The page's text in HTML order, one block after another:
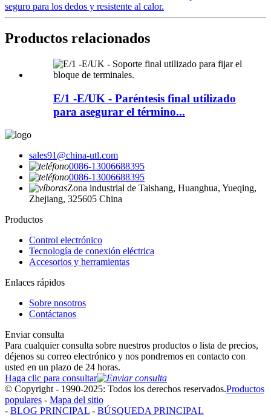
seguro para los dedos y resistente al calor.
Productos relacionados
E/1 -E/UK - Paréntesis final utilizado
para asegurar el término...
sales91@china-utl.com
0086-13006688395
0086-13006688395
Zona industrial de Taishang, Huanghua, Yueqing,
Zhejiang, 325605 China
Productos
Control electrónico
Tecnología de conexión eléctrica
Accesorios y herramientas
Enlaces rápidos
Sobre nosotros
Contáctanos
Enviar consulta
Para cualquier consulta sobre nuestros productos o lista de precios,
déjenos su correo electrónico y nos pondremos en contacto con
usted en un plazo de 24 horas.
Haga clic para consultar
© Copyright - 1990-2025: Todos los derechos reservados.Productos
populares - Mapa del sitio
- BLOG PRINCIPAL - BÚSQUEDA PRINCIPAL